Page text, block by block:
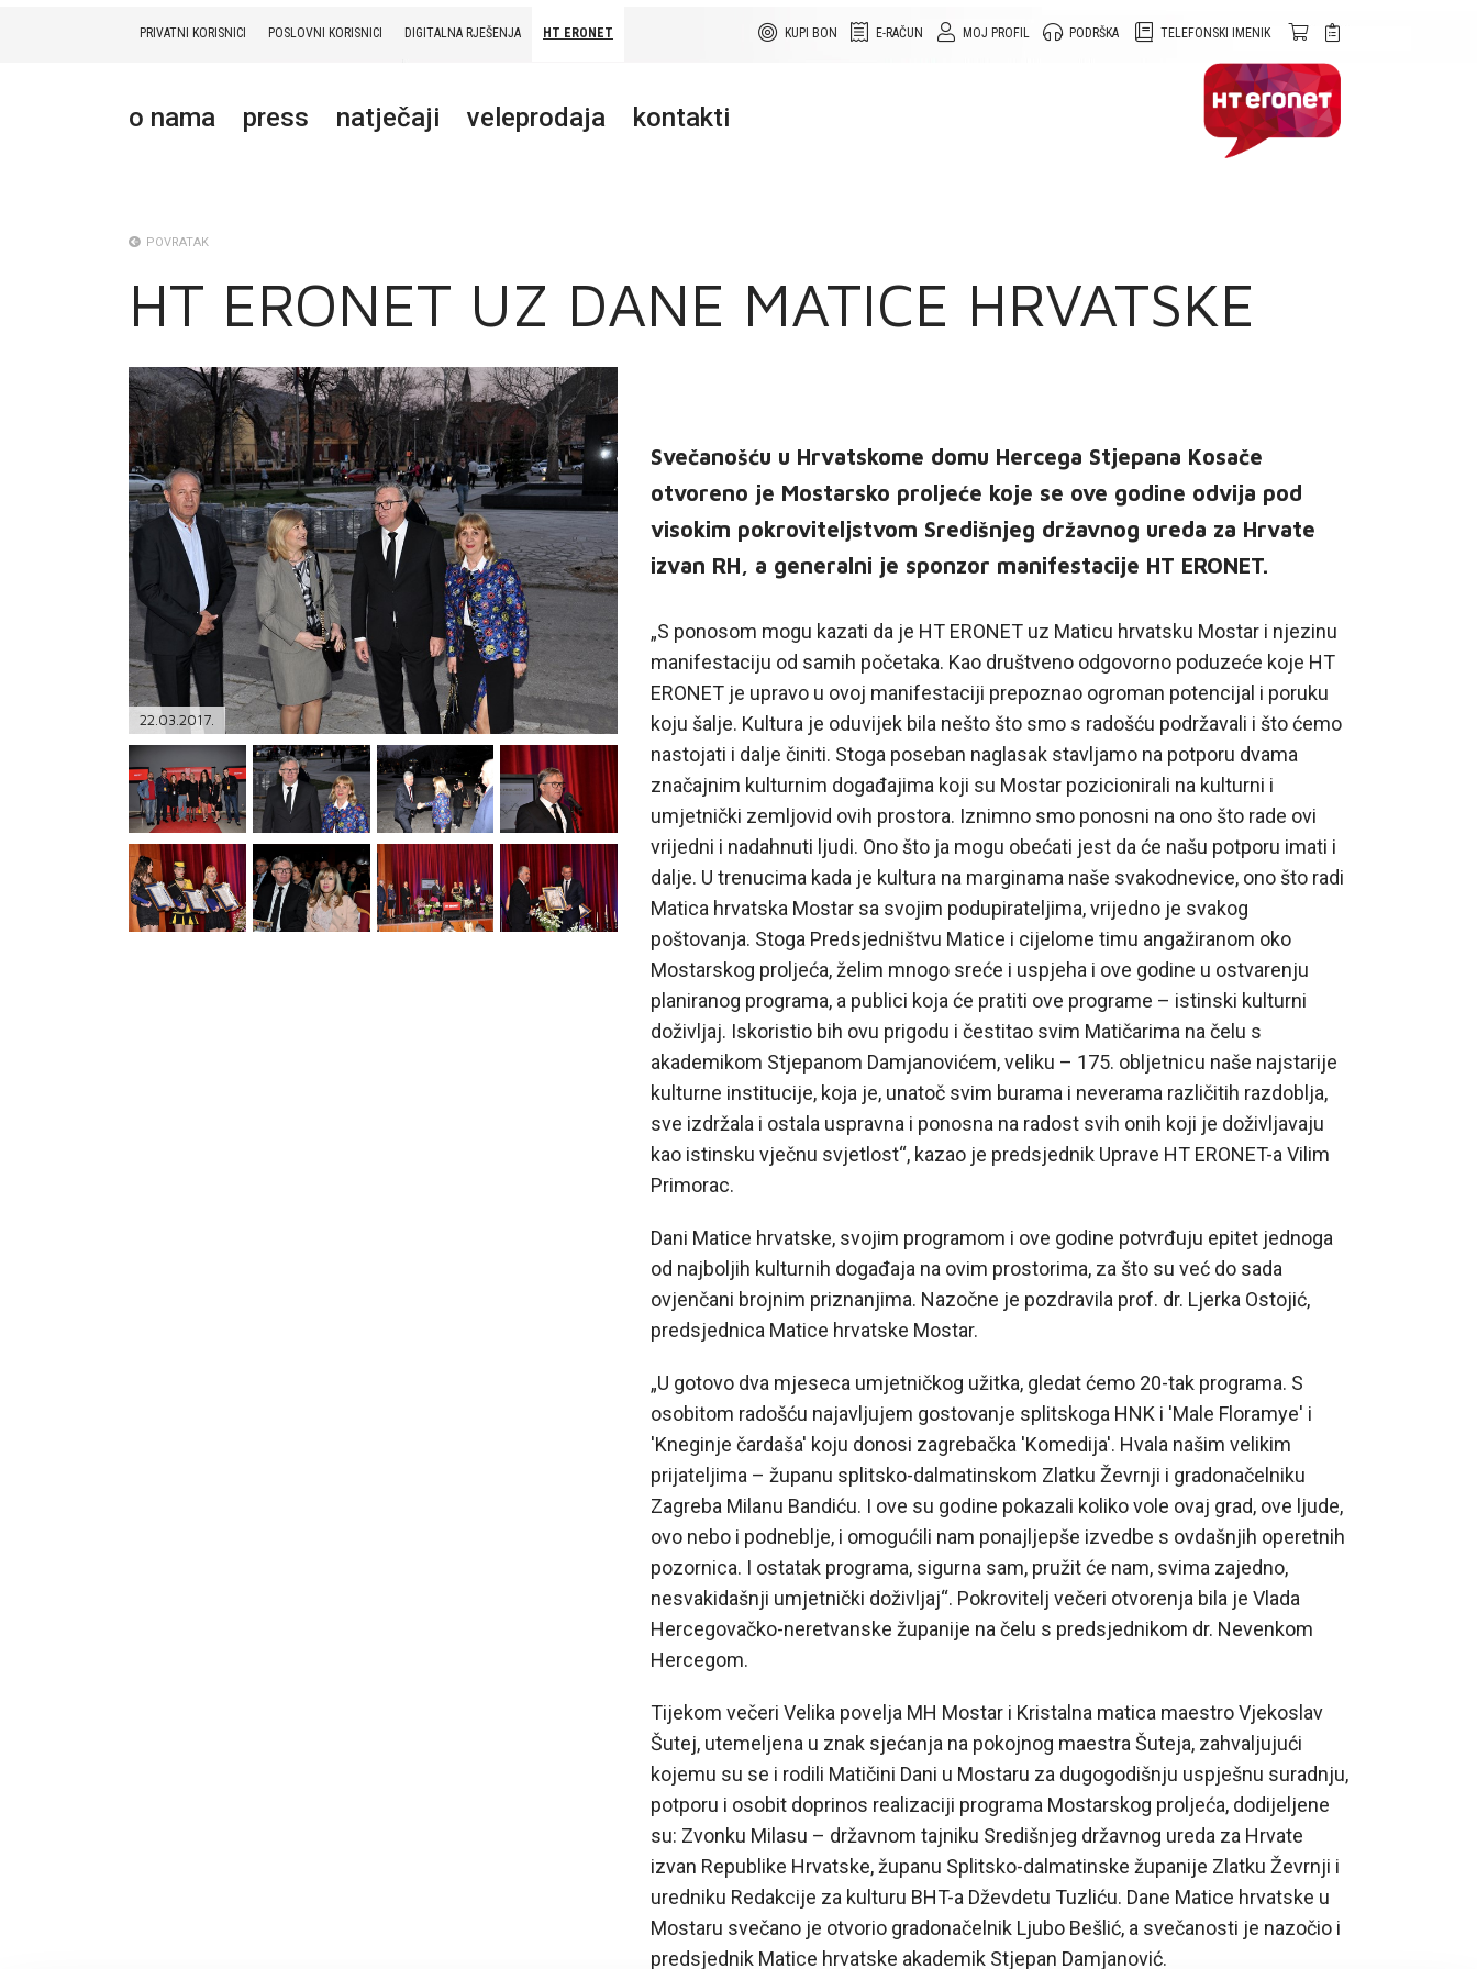
TELEFONSKI IMENIK
PODRŠKA
MOJ PROFIL
E-RAČUN
KUPI BON
PRIVATNI KORISNICI POSLOVNI KORISNICI DIGITALNA RJEŠENJA HT ERONET
o nama press natječaji veleprodaja kontakti
MOJ PROFIL
TELEFONSKI IMENIK
POVRATAK
HT ERONET UZ DANE MATICE HRVATSKE
22.03.2017.
Svečanošću u Hrvatskome domu Hercega Stjepana Kosače
otvoreno je Mostarsko proljeće koje se ove godine odvija pod
visokim pokroviteljstvom Središnjeg državnog ureda za Hrvate
izvan RH, a generalni je sponzor manifestacije HT ERONET.
„S ponosom mogu kazati da je HT ERONET uz Maticu hrvatsku Mostar i njezinu
manifestaciju od samih početaka. Kao društveno odgovorno poduzeće koje HT
ERONET je upravo u ovoj manifestaciji prepoznao ogroman potencijal i poruku
koju šalje. Kultura je oduvijek bila nešto što smo s radošću podržavali i što ćemo
nastojati i dalje činiti. Stoga poseban naglasak stavljamo na potporu dvama
značajnim kulturnim događajima koji su Mostar pozicionirali na kulturni i
umjetnički zemljovid ovih prostora. Iznimno smo ponosni na ono što rade ovi
vrijedni i nadahnuti ljudi. Ono što ja mogu obećati jest da će našu potporu imati i
dalje. U trenucima kada je kultura na marginama naše svakodnevice, ono što radi
Matica hrvatska Mostar sa svojim podupirateljima, vrijedno je svakog
poštovanja. Stoga Predsjedništvu Matice i cijelome timu angažiranom oko
Mostarskog proljeća, želim mnogo sreće i uspjeha i ove godine u ostvarenju
planiranog programa, a publici koja će pratiti ove programe – istinski kulturni
doživljaj. Iskoristio bih ovu prigodu i čestitao svim Matičarima na čelu s
akademikom Stjepanom Damjanovićem, veliku – 175. obljetnicu naše najstarije
kulturne institucije, koja je, unatoč svim burama i neverama različitih razdoblja,
sve izdržala i ostala uspravna i ponosna na radost svih onih koji je doživljavaju
kao istinsku vječnu svjetlost“, kazao je predsjednik Uprave HT ERONET-a Vilim
Primorac.
Dani Matice hrvatske, svojim programom i ove godine potvrđuju epitet jednoga
od najboljih kulturnih događaja na ovim prostorima, za što su već do sada
ovjenčani brojnim priznanjima. Nazočne je pozdravila prof. dr. Ljerka Ostojić,
predsjednica Matice hrvatske Mostar.
„U gotovo dva mjeseca umjetničkog užitka, gledat ćemo 20-tak programa. S
osobitom radošću najavljujem gostovanje splitskoga HNK i 'Male Floramye' i
'Kneginje čardaša' koju donosi zagrebačka 'Komedija'. Hvala našim velikim
prijateljima – županu splitsko-dalmatinskom Zlatku Ževrnji i gradonačelniku
Zagreba Milanu Bandiću. I ove su godine pokazali koliko vole ovaj grad, ove ljude,
ovo nebo i podneblje, i omogućili nam ponajljepše izvedbe s ovdašnjih operetnih
pozornica. I ostatak programa, sigurna sam, pružit će nam, svima zajedno,
nesvakidašnji umjetnički doživljaj“. Pokrovitelj večeri otvorenja bila je Vlada
Hercegovačko-neretvanske županije na čelu s predsjednikom dr. Nevenkom
Hercegom.
Tijekom večeri Velika povelja MH Mostar i Kristalna matica maestro Vjekoslav
Šutej, utemeljena u znak sjećanja na pokojnog maestra Šuteja, zahvaljujući
kojemu su se i rodili Matičini Dani u Mostaru za dugogodišnju uspješnu suradnju,
potporu i osobit doprinos realizaciji programa Mostarskog proljeća, dodijeljene
su: Zvonku Milasu – državnom tajniku Središnjeg državnog ureda za Hrvate
izvan Republike Hrvatske, županu Splitsko-dalmatinske županije Zlatku Ževrnji i
uredniku Redakcije za kulturu BHT-a Dževdetu Tuzliću. Dane Matice hrvatske u
Mostaru svečano je otvorio gradonačelnik Ljubo Bešlić, a svečanosti je nazočio i
predsjednik Matice hrvatske akademik Stjepan Damjanović.